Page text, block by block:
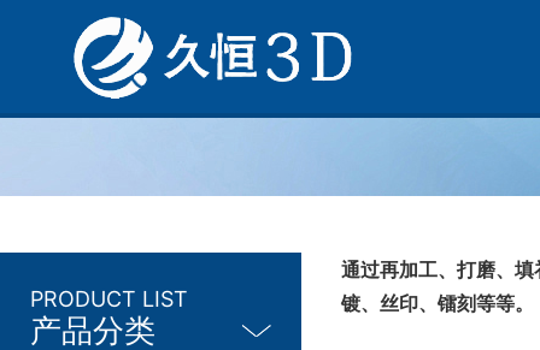
PRODUCT LIST
产品分类
通过再加工、打磨、
镀、丝印、镭刻等等。